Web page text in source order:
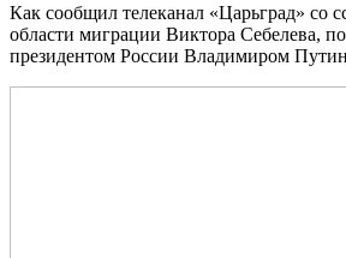
Как сообщил телеканал «Царьград» со
области миграции Виктора Себелева,
президентом России Владимиром